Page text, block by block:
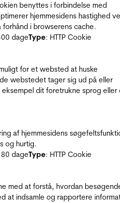
benyttes i forbindelse med
hjemmesidens hastighed
i browserens cache.
dageType: HTTP Cookie
for et websted at huske
webstedet tager sig ud på eller
dit foretrukne sprog eller
af hjemmesidens
og hurtig.
dageType: HTTP Cookie
med at forstå, hvordan
at indsamle og rapportere